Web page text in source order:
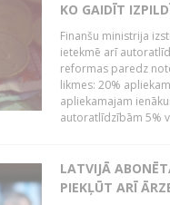
KO GAIDĪT
Finanšu ministrija
ietekmē arī
reformas paredz
likmes: 20%
apliekamajam
autoratlīdzībām 5%
LATVIJĀ
PIEKĻŪT ARĪ